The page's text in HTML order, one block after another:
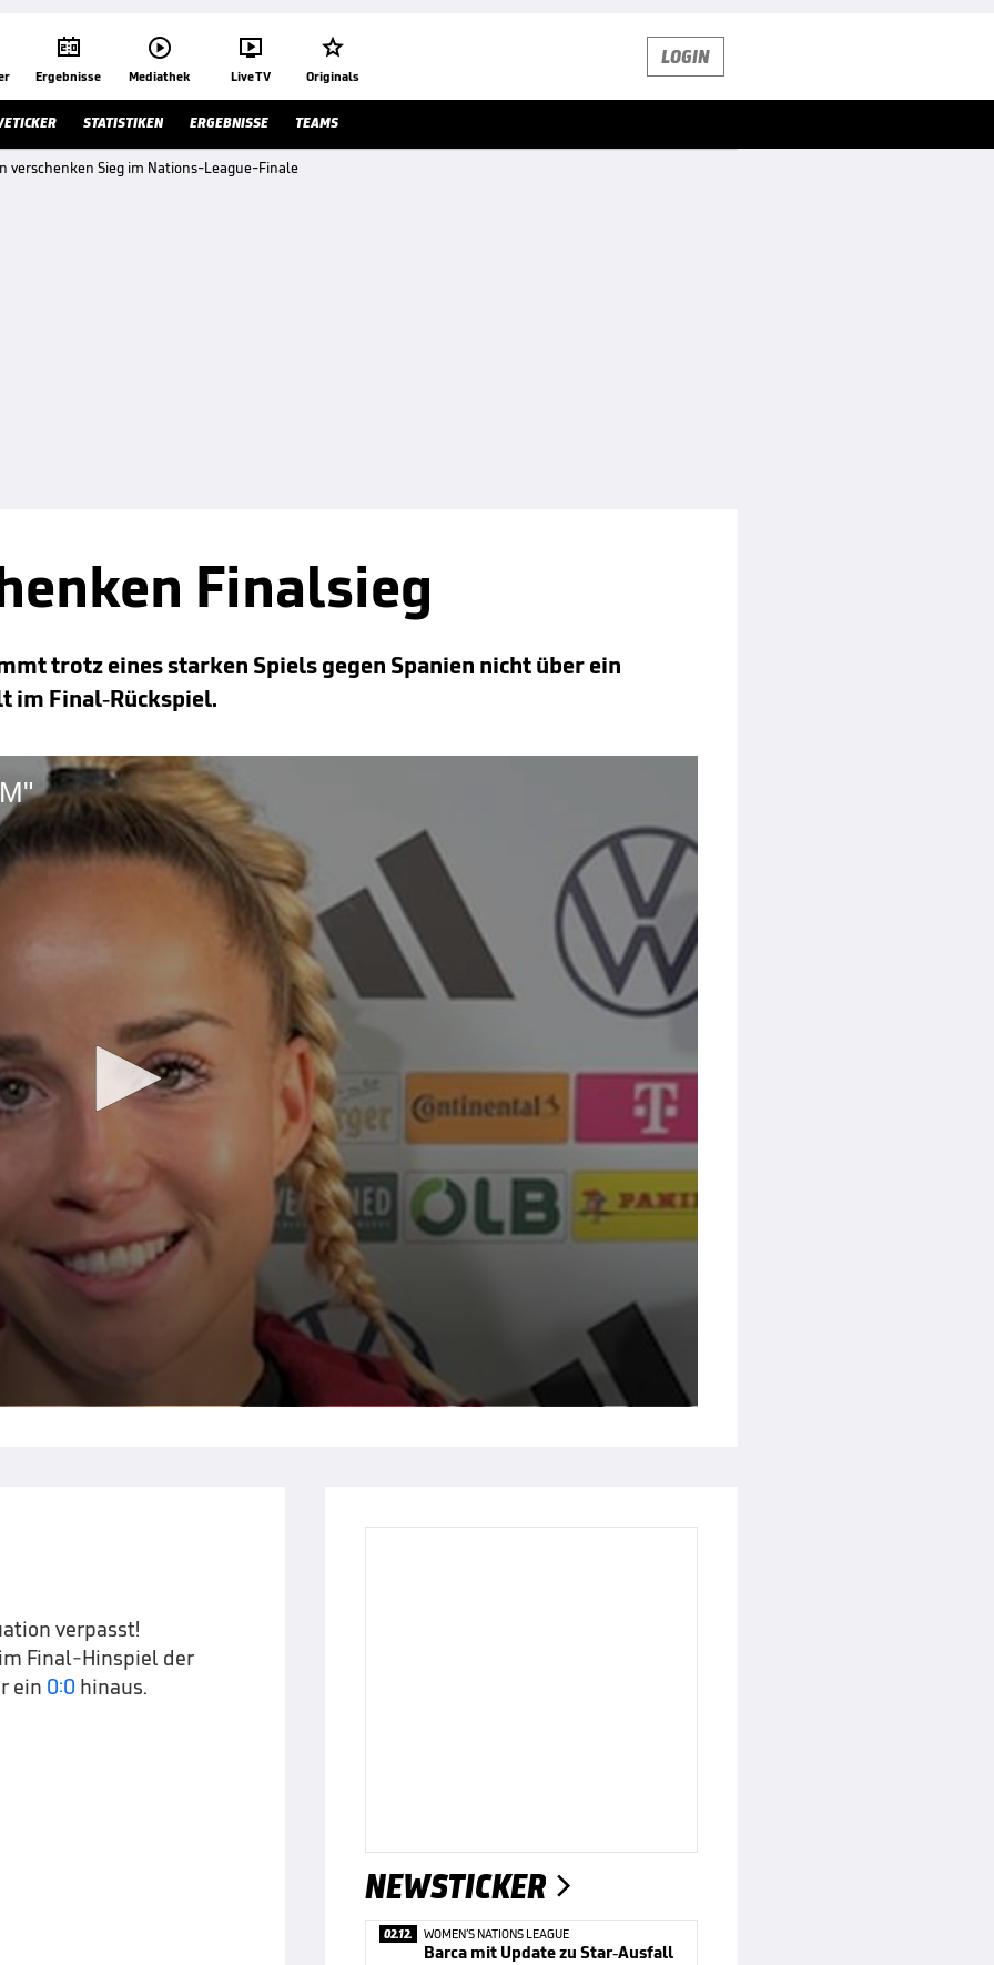

Ergebnisse

Mediathek

Live TV

Originals
LOGIN
STATISTIKEN ERGEBNISSE TEAMS
verschenken Sieg im Nations-League-Finale
Finalsieg
trotz eines starken Spiels gegen Spanien nicht über ein
im Final-Rückspiel.
verpasst!
Final-Hinspiel der
ein 0:0 hinaus.
NEWSTICKER 
02.12. WOMEN’S NATIONS LEAGUE
Barca mit Update zu Star-Ausfall